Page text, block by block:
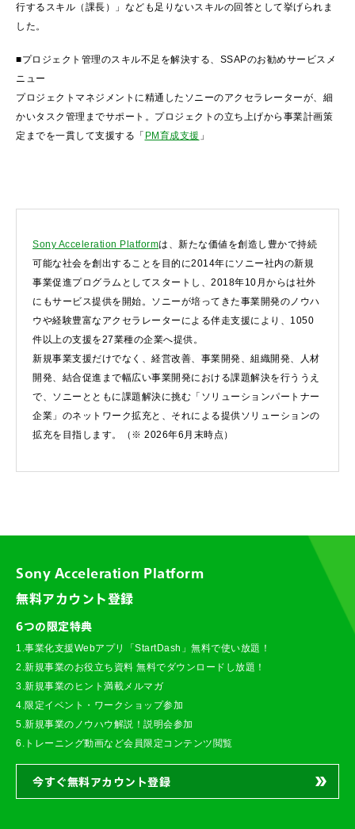
行するスキル（課長）」なども足りないスキルの回答として挙げられま
した。
■プロジェクト管理のスキル不足を解決する、SSAPのお勧めサービスメ
ニュー
プロジェクトマネジメントに精通したソニーのアクセラレーターが、細
かいタスク管理までサポート。プロジェクトの立ち上げから事業計画策
定までを一貫して支援する「 PM育成支援 」
Sony Acceleration Platformは、新たな価値を創造し豊かで持続
可能な社会を創出することを目的に2014年にソニー社内の新規
事業促進プログラムとしてスタートし、2018年10月からは社外
にもサービス提供を開始。ソニーが培ってきた事業開発のノウハ
ウや経験豊富なアクセラレーターによる伴走支援により、1050
件以上の支援を27業種の企業へ提供。
新規事業支援だけでなく、経営改善、事業開発、組織開発、人材
開発、結合促進まで幅広い事業開発における課題解決を行ううえ
で、ソニーとともに課題解決に挑む「ソリューションパートナー
企業」のネットワーク拡充と、それによる提供ソリューションの
拡充を目指します。（※ 2026年6月末時点）
Sony Acceleration Platform
無料アカウント登録
6つの限定特典
1.事業化支援Webアプリ「StartDash」無料で使い放題！
2.新規事業のお役立ち資料 無料でダウンロードし放題！
3.新規事業のヒント満載メルマガ
4.限定イベント・ワークショップ参加
5.新規事業のノウハウ解説！説明会参加
6.トレーニング動画など会員限定コンテンツ閲覧
今すぐ無料アカウント登録